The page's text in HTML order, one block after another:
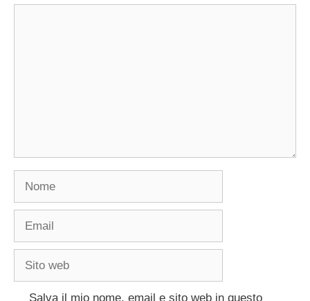
Nome
Email
Sito
Salva il mio nome, email e sito web in questo